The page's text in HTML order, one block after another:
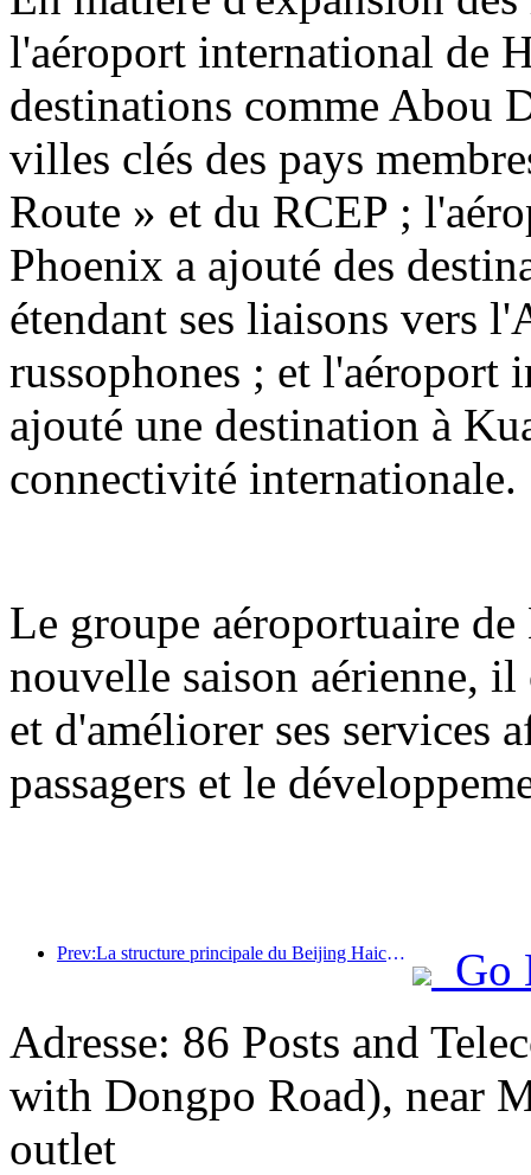
l'aéroport international de
destinations comme Abou
villes clés des pays
Route » et du RCEP ;
Phoenix a ajouté des
étendant ses liaisons vers
russophones ; et l'aéroport
ajouté une destination à
connectivité internationale.
Le groupe aéroportuaire
nouvelle saison aérienne,
et d'améliorer ses services
passagers et le
Prev:La structure principale du Beijing Haichang Ocean Park devrait atteindre son point culminant d'ici la fin de l'année, l'achèvement et l'ouverture étant prévus pour 2027.
Go
Adresse: 86 Posts and
with Dongpo Road), near
outlet